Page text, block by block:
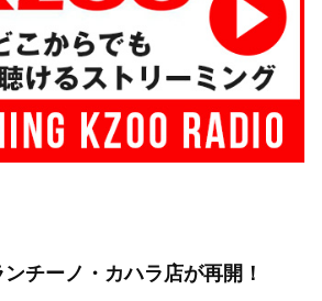
チーノ・カハラ店が再開！